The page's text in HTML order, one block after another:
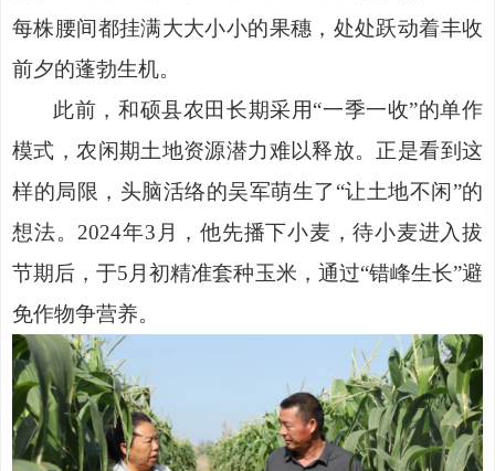
每株腰间都挂满大大小小的果穗，处处跃动着丰收
前夕的蓬勃生机。
此前，和硕县农田长期采用“一季一收”的单作
模式，农闲期土地资源潜力难以释放。正是看到这
样的局限，头脑活络的吴军萌生了“让土地不闲”的
想法。2024年3月，他先播下小麦，待小麦进入拔
节期后，于5月初精准套种玉米，通过“错峰生长”避
免作物争营养。